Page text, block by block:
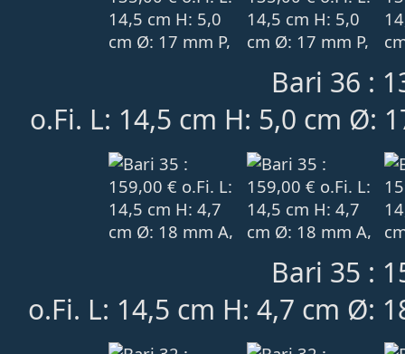
Bari 36 :
o.Fi. L: 14,5 cm H: 5,0 cm Ø:
Bari 35 :
o.Fi. L: 14,5 cm H: 4,7 cm Ø: